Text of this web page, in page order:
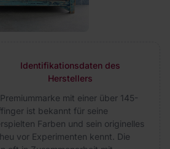
Identifikationsdaten des
Herstellers
mit einer über 145-
ist bekannt für seine
Farben und sein originelles
vor Experimenten kennt. Die